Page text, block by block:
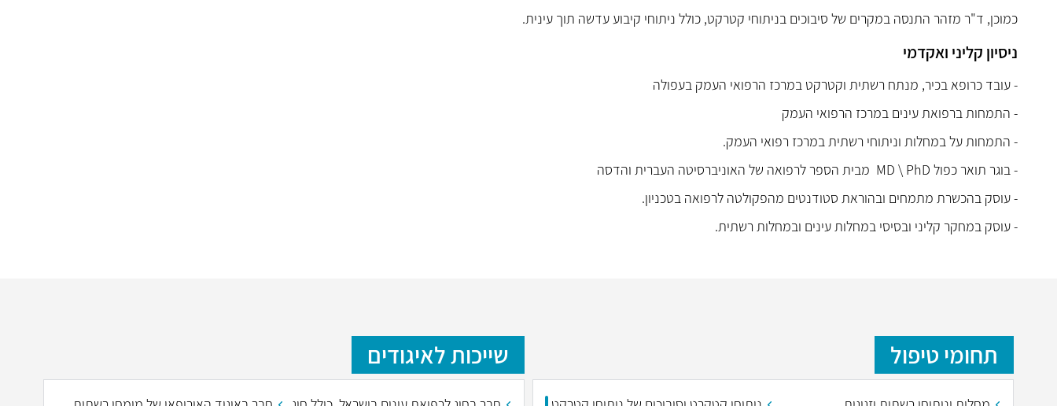
כמוכן, ד"ר מזהר התנסה במקרים של סיבוכים בניתוחי קטרקט, כולל ניתוחי קיבוע עדשה תוך עינית.
ניסיון קליני ואקדמי
- עובד כרופא בכיר, מנתח רשתית וקטרקט במרכז הרפואי העמק בעפולה
- התמחות ברפואת עינים במרכז הרפואי העמק
- התמחות על במחלות וניתוחי רשתית במרכז רפואי העמק.
- בוגר תואר כפול MD \ PhD מבית הספר לרפואה של האוניברסיטה העברית והדסה
- עוסק בהכשרת מתמחים ובהוראת סטודנטים מהפקולטה לרפואה בטכניון.
- עוסק במחקר קליני ובסיסי במחלות עינים ובמחלות רשתית.
תחומי טיפול שייכות לאיגודים